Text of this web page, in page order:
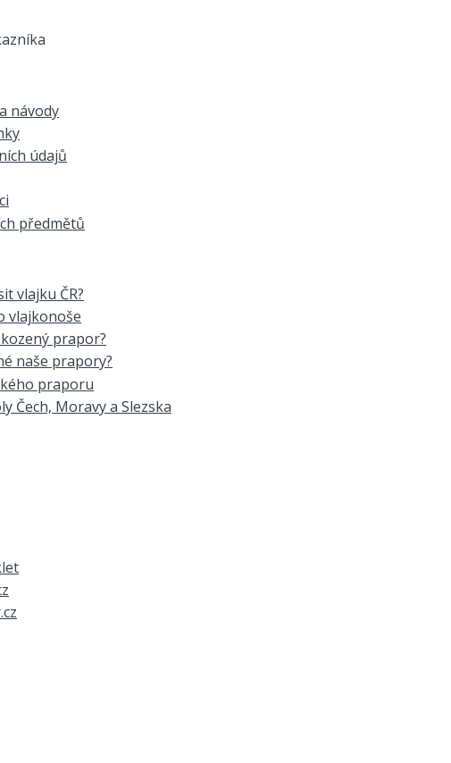
návody
údajů
předmětů
vlajku ČR?
vlajkonoše
prapor?
naše prapory?
praporu
Čech, Moravy a Slezska